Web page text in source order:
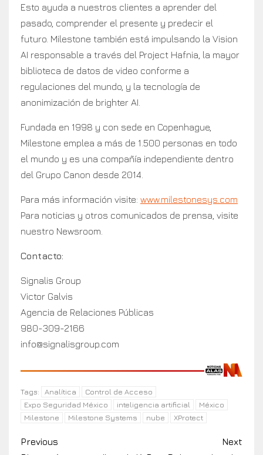
Esto ayuda a nuestros clientes a aprender del
pasado, comprender el presente y predecir el
futuro. Milestone también está impulsando la Vision
AI responsable a través del Project Hafnia, la mayor
biblioteca de datos de video conforme a
regulaciones del mundo, y la tecnología de
anonimización de brighter AI.
Fundada en 1998 y con sede en Copenhague,
Milestone emplea a más de 1.500 personas en todo
el mundo y es una compañía independiente dentro
del Grupo Canon desde 2014.
Para más información visite: www.milestonesys.com
Para noticias y otros comunicados de prensa, visite
nuestro Newsroom.
Contacto:
Signalis Group
Victor Galvis
Agencia de Relaciones Públicas
980-309-2166
info@signalisgroup.com
Tags: Analítica
Control de Acceso
Expo Seguridad México
inteligencia artificial
México
Milestone
Milestone Systems nube XProtect
Previous
Next